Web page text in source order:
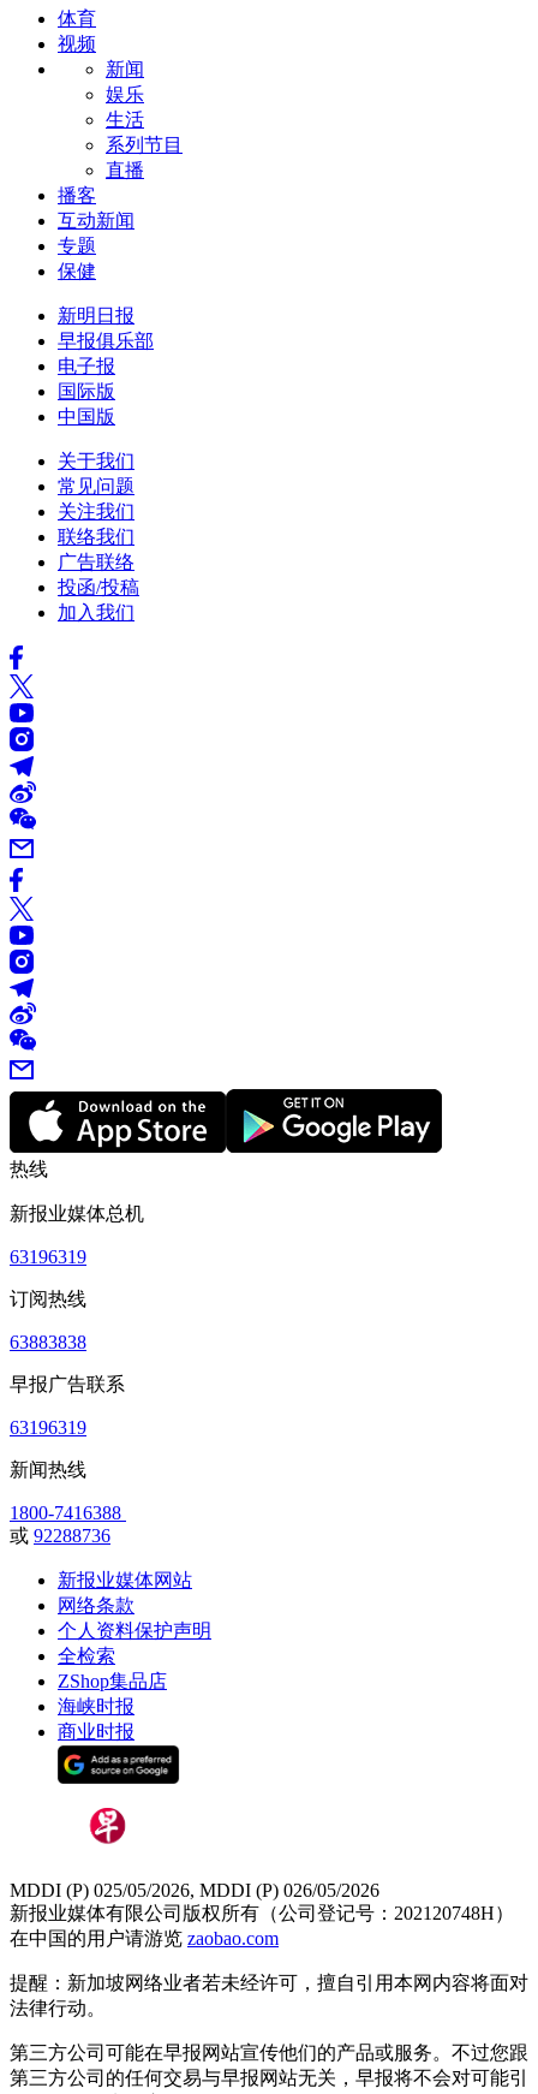
体育
视频
新闻
娱乐
生活
系列节目
直播
播客
互动新闻
专题
保健
新明日报
早报俱乐部
电子报
国际版
中国版
关于我们
常见问题
关注我们
联络我们
广告联络
投函/投稿
加入我们
热线
新报业媒体总机
63196319
订阅热线
63883838
早报广告联系
63196319
新闻热线
1800-7416388
或 92288736
新报业媒体网站
网络条款
个人资料保护声明
全检索
ZShop集品店
海峡时报
商业时报
MDDI (P) 025/05/2026, MDDI (P) 026/05/2026
新报业媒体有限公司版权所有（公司登记号：202120748H）
在中国的用户请游览 zaobao.com
提醒：新加坡网络业者若未经许可，擅自引用本网内容将面对
法律行动。
第三方公司可能在早报网站宣传他们的产品或服务。不过您跟
第三方公司的任何交易与早报网站无关，早报将不会对可能引